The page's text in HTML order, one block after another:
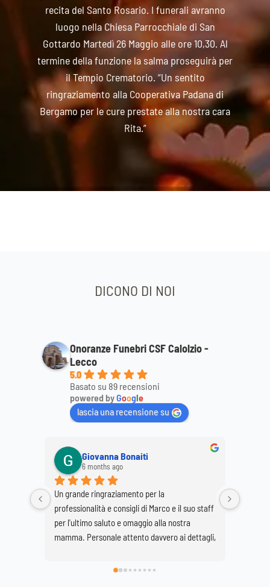
recita del Santo Rosario. I funerali avranno
luogo nella Chiesa Parrocchiale di San
Gottardo Martedì 26 Maggio alle ore 10,30. Al
termine della funzione la salma proseguirà per
il Tempio Crematorio. “Un sentito
ringraziamento alla Cooperativa Padana di
Bergamo per le cure prestate alla nostra cara
Rita.”
DICONO DI NOI
Onoranze Funebri CSF Calolzio -
Lecco
5.0
Basato su 89 recensioni
powered byGoogle
lascia una recensione su
Giovanna Bonaiti
6 months ago
Un grande ringraziamento per la
professionalità e consigli di Marco e il suo staff
per l'ultimo saluto e omaggio alla nostra
mamma. Personale attento davvero ai dettagli,
Daniela e Giovanna Bonaiti.